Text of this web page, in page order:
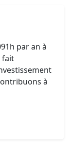
par an à
fait
à